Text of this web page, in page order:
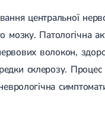
центральної
Патологічна
волокон,
склерозу.